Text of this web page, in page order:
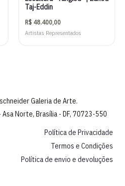
Taj-Eddin
R$ 48.400,00
Artistas Representados
Galeria de Arte.
Asa Norte, Brasília - DF, 70723-550
Política de Privacidade
Termos e Condições
Política de envio e devoluções